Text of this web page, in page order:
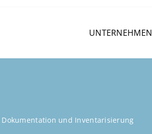
UNTERNEHMEN
Dokumentation und Inventarisierung